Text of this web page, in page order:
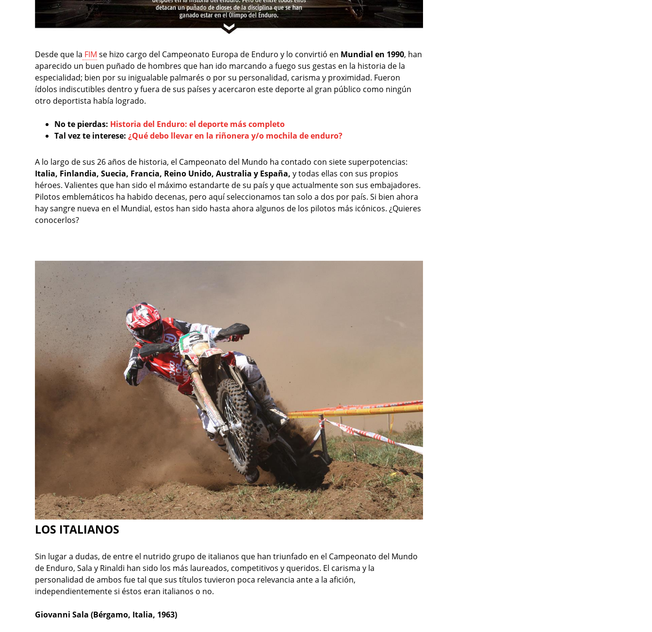
Desde que la FIM se hizo cargo del Campeonato Europa de Enduro y lo convirtió en Mundial en 1990, han
aparecido un buen puñado de hombres que han ido marcando a fuego sus gestas en la historia de la
especialidad; bien por su inigualable palmarés o por su personalidad, carisma y proximidad. Fueron
ídolos indiscutibles dentro y fuera de sus países y acercaron este deporte al gran público como ningún
otro deportista había logrado.
No te pierdas: Historia del Enduro: el deporte más completo
Tal vez te interese: ¿Qué debo llevar en la riñonera y/o mochila de enduro?
A lo largo de sus 26 años de historia, el Campeonato del Mundo ha contado con siete superpotencias:
Italia, Finlandia, Suecia, Francia, Reino Unido, Australia y España, y todas ellas con sus propios
héroes. Valientes que han sido el máximo estandarte de su país y que actualmente son sus embajadores.
Pilotos emblemáticos ha habido decenas, pero aquí seleccionamos tan solo a dos por país. Si bien ahora
hay sangre nueva en el Mundial, estos han sido hasta ahora algunos de los pilotos más icónicos. ¿Quieres
conocerlos?
LOS ITALIANOS
Sin lugar a dudas, de entre el nutrido grupo de italianos que han triunfado en el Campeonato del Mundo
de Enduro, Sala y Rinaldi han sido los más laureados, competitivos y queridos. El carisma y la
personalidad de ambos fue tal que sus títulos tuvieron poca relevancia ante a la afición,
independientemente si éstos eran italianos o no.
Giovanni Sala (Bérgamo, Italia, 1963)